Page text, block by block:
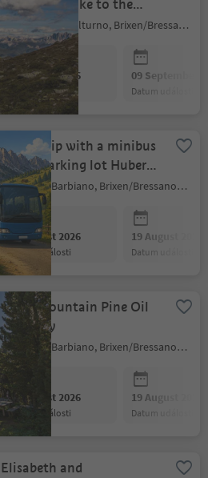
mountain-hike to the
Radlsee hut at the
mountain lake
Feldthurns/Velturno, Brixen/Bressanone and environs
12 August 2026
datum události
09 September
datum události
Roundtrip with a minibus
to the parking lot Huber
Kreuz/alpe di Barbiano
Barbian/Barbiano, Brixen/Bressanone and environs
12 August 2026
datum události
19 August 2026
datum události
Swiss Mountain Pine Oil
Distillery
Barbian/Barbiano, Brixen/Bressanone and environs
12 August 2026
datum události
19 August 2026
datum události
Elisabeth and